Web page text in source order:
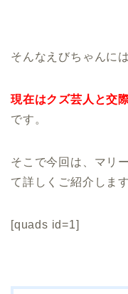
そんなえびちゃんには
現在はクズ芸人と交
です。
そこで今回は、マリ
て詳しくご紹介します
[quads id=1]